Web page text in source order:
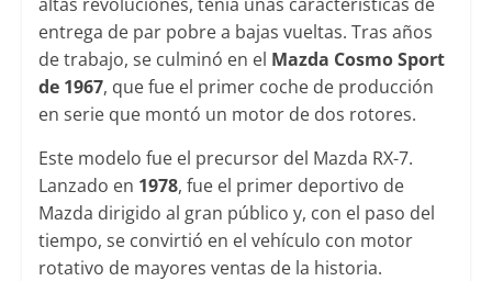
entrega de par pobre a bajas vueltas. Tras años
de trabajo, se culminó en el Mazda Cosmo Sport
de 1967, que fue el primer coche de producción
en serie que montó un motor de dos rotores.
Este modelo fue el precursor del Mazda RX-7.
Lanzado en 1978, fue el primer deportivo de
Mazda dirigido al gran público y, con el paso del
tiempo, se convirtió en el vehículo con motor
rotativo de mayores ventas de la historia.